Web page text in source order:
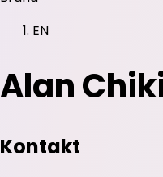
EN
Alan
Kontakt